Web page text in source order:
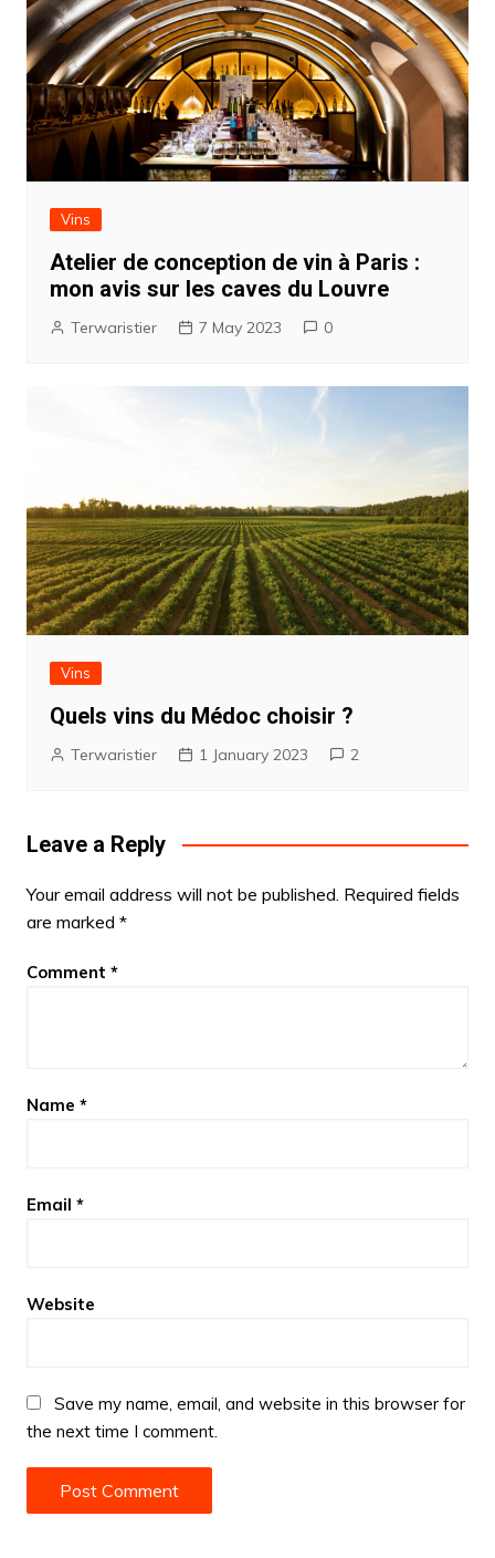
Vins
Atelier de conception de vin à Paris :
mon avis sur les caves du Louvre
Terwaristier 7 May 2023 0
Vins
Quels vins du Médoc choisir ?
Terwaristier 1 January 2023 2
Leave a Reply
Your email address will not be published. Required fields
are marked *
Comment *
Name *
Email *
Website
Save my name, email, and website in this browser for
the next time I comment.